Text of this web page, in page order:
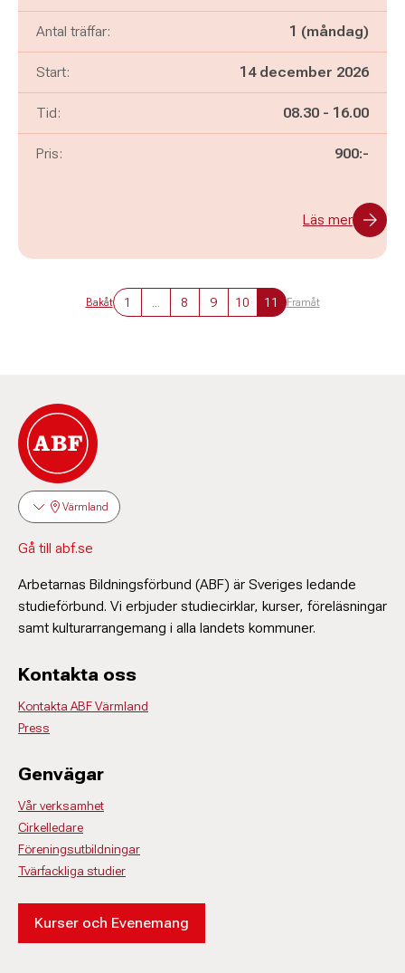
Antal träffar: 1 (måndag)
Start: 14 december 2026
Tid: Pågår mellan
08.30 - och
16.00
Pris: 900:-
Läs mer
Bakåt 1 8 9 10 11 Framåt
Värmland
Gå till abf.se
Arbetarnas Bildningsförbund (ABF) är Sveriges ledande
studieförbund. Vi erbjuder studiecirklar, kurser, föreläsningar
samt kulturarrangemang i alla landets kommuner.
Kontakta oss
Kontakta ABF Värmland
Press
Genvägar
Vår verksamhet
Cirkelledare
Föreningsutbildningar
Tvärfackliga studier
Kurser och Evenemang